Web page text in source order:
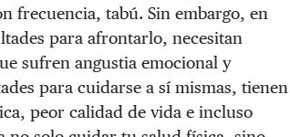
frecuencia, tabú. Sin embargo, en
para afrontarlo, necesitan
sufren angustia emocional y
para cuidarse a sí mismas, tienen
peor calidad de vida e incluso